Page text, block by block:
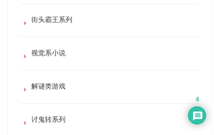
街头霸王系列
视觉系小说
解谜类游戏
讨鬼转系列
4